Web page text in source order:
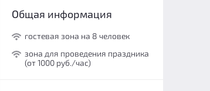
Общая информация
гостевая зона на 8 человек
зона для проведения праздника
(от 1000 руб./час)